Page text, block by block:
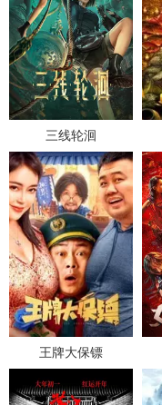
三线轮洄
王牌大保镖